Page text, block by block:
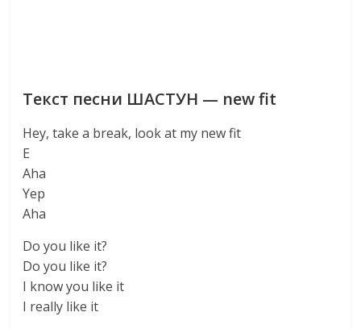
Текст песни ШАСТУН — new fit
Hey, take a break, look at my new fit
E
Aha
Yep
Aha
Do you like it?
Do you like it?
I know you like it
I really like it